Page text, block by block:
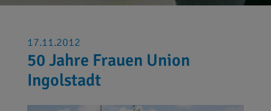
17.11.2012
50 Jahre Frauen Union
Ingolstadt